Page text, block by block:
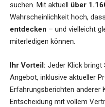
suchen. Mit aktuell über
Wahrscheinlichkeit hoch,
entdecken – und vielleicht
miterledigen können.
Ihr Vorteil: Jeder Klick
Angebot, inklusive aktueller
Erfahrungsberichten anderer
Entscheidung mit vollem